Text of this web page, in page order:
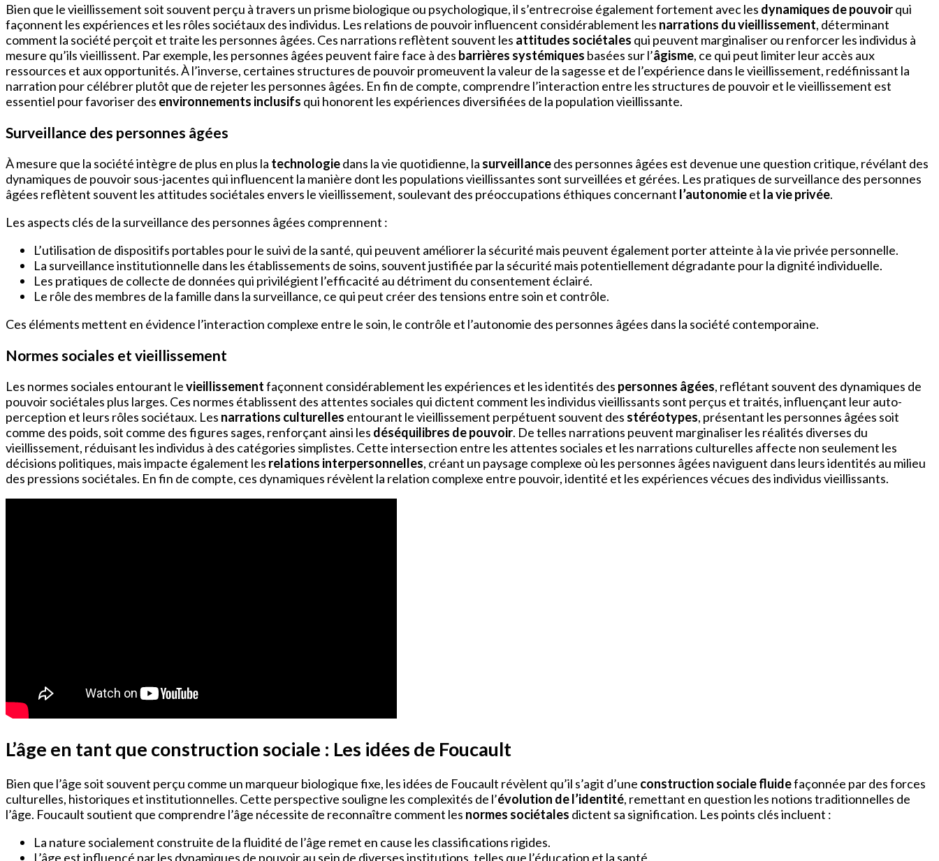
Bien que le vieillissement soit souvent perçu à travers un prisme biologique ou psychologique, il s’entrecroise également fortement avec les dynamiques de pouvoirqui
façonnent les expériences et les rôles sociétaux des individus. Les relations de pouvoir influencent considérablement les narrations du vieillissement, déterminant
comment la société perçoit et traite les personnes âgées. Ces narrations reflètent souvent les attitudes sociétales qui peuvent marginaliser ou renforcer les individus à
mesure qu’ils vieillissent. Par exemple, les personnes âgées peuvent faire face à des barrières systémiques basées sur l’âgisme, ce qui peut limiter leur accès aux
ressources et aux opportunités. À l’inverse, certaines structures de pouvoir promeuvent la valeur de la sagesse et de l’expérience dans le vieillissement, redéfinissant la
narration pour célébrer plutôt que de rejeter les personnes âgées. En fin de compte, comprendre l’interaction entre les structures de pouvoir et le vieillissement est
essentiel pour favoriser des environnements inclusifs qui honorent les expériences diversifiées de la population vieillissante.
Surveillance des personnes âgées
À mesure que la société intègre de plus en plus la technologiedans la vie quotidienne, la surveillancedes personnes âgées est devenue une question critique, révélant des
dynamiques de pouvoir sous-jacentes qui influencent la manière dont les populations vieillissantes sont surveillées et gérées. Les pratiques de surveillance des personnes
âgées reflètent souvent les attitudes sociétales envers le vieillissement, soulevant des préoccupations éthiques concernant l’autonomieet la vie privée.
Les aspects clés de la surveillance des personnes âgées comprennent :
L’utilisation de dispositifs portables pour le suivi de la santé, qui peuvent améliorer la sécurité mais peuvent également porter atteinte à la vie privée personnelle.
La surveillance institutionnelle dans les établissements de soins, souvent justifiée par la sécurité mais potentiellement dégradante pour la dignité individuelle.
Les pratiques de collecte de données qui privilégient l’efficacité au détriment du consentement éclairé.
Le rôle des membres de la famille dans la surveillance, ce qui peut créer des tensions entre soin et contrôle.
Ces éléments mettent en évidence l’interaction complexe entre le soin, le contrôle et l’autonomie des personnes âgées dans la société contemporaine.
Normes sociales et vieillissement
Les normes sociales entourant levieillissementfaçonnent considérablement les expériences et les identités des personnes âgées, reflétant souvent des dynamiques de
pouvoir sociétales plus larges. Ces normes établissent des attentes sociales qui dictent comment les individus vieillissants sont perçus et traités, influençant leur auto-
perception et leurs rôles sociétaux. Les narrations culturelles entourant le vieillissement perpétuent souvent des stéréotypes, présentant les personnes âgées soit
comme des poids, soit comme des figures sages, renforçant ainsi les déséquilibres de pouvoir. De telles narrations peuvent marginaliser les réalités diverses du
vieillissement, réduisant les individus à des catégories simplistes. Cette intersection entre les attentes sociales et les narrations culturelles affecte non seulement les
décisions politiques, mais impacte également les relations interpersonnelles, créant un paysage complexe où les personnes âgées naviguent dans leurs identités au milieu
des pressions sociétales. En fin de compte, ces dynamiques révèlent la relation complexe entre pouvoir, identité et les expériences vécues des individus vieillissants.
L’âge en tant que construction sociale : Les idées de Foucault
Bien que l’âge soit souvent perçu comme un marqueur biologique fixe, les idées de Foucault révèlent qu’il s’agit d’une construction sociale fluidefaçonnée par des forces
culturelles, historiques et institutionnelles. Cette perspective souligne les complexités de l’évolution de l’identité, remettant en question les notions traditionnelles de
l’âge. Foucault soutient que comprendre l’âge nécessite de reconnaître comment les normes sociétales dictent sa signification. Les points clés incluent :
La nature socialement construite de la fluidité de l’âge remet en cause les classifications rigides.
L’âge est influencé par les dynamiques de pouvoir au sein de diverses institutions, telles que l’éducation et la santé.